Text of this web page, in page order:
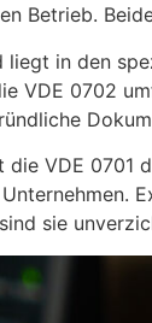
Betrieb.
liegt in den
VDE 0702
die VDE 0701
sie